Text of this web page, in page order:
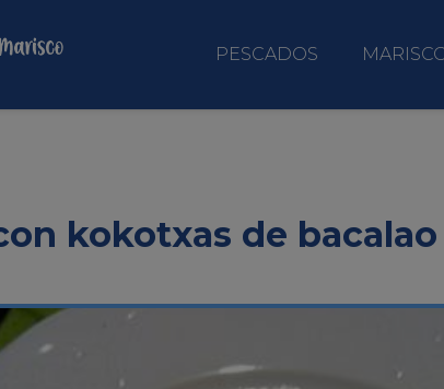
PESCADOS
kokotxas de